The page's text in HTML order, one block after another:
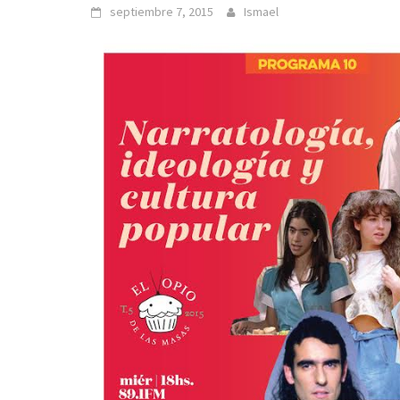
septiembre 7, 2015 Ismael